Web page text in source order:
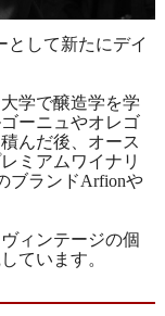
として新たにデイ
学で醸造学を学
ーニュやオレゴ
んだ後、オース
ミアムワイナリ
ブランドArfionや
ィンテージの個
ています。